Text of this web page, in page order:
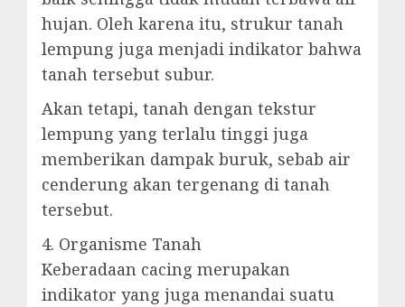
hujan. Oleh karena itu, strukur tanah
lempung juga menjadi indikator bahwa
tanah tersebut subur.
Akan tetapi, tanah dengan tekstur
lempung yang terlalu tinggi juga
memberikan dampak buruk, sebab air
cenderung akan tergenang di tanah
tersebut.
4. Organisme Tanah
Keberadaan cacing merupakan
indikator yang juga menandai suatu